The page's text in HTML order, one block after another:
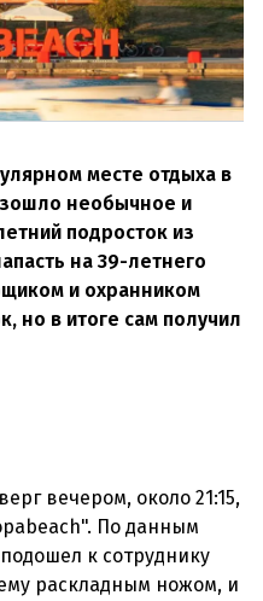
месте отдыха в
необычное и
подросток из
на 39-летнего
и охранником
но в итоге сам получил
вечером, около 21:15,
". По данным
к сотруднику
раскладным ножом, и